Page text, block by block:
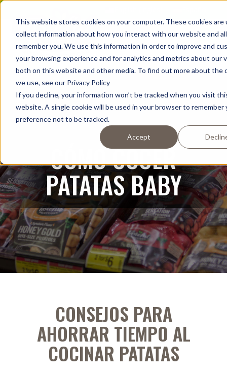
This website stores cookies on your computer. These cookies are
collect information about how you interact with our website and
remember you. We use this information in order to improve and
your browsing experience and for analytics and metrics about our
both on this website and other media. To find out more about the
we use, see our Privacy Policy
If you decline, your information won’t be tracked when you visit
website. A single cookie will be used in your browser to remember
preference not to be tracked.
Accept
Saltar
contenido
CÓMO COCER
PATATAS BABY
CONSEJOS PARA
AHORRAR TIEMPO AL
COCINAR PATATAS